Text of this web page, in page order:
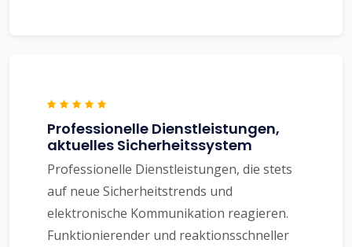
Professionelle Dienstleistungen,
aktuelles Sicherheitssystem
Professionelle Dienstleistungen, die stets
auf neue Sicherheitstrends und
elektronische Kommunikation reagieren.
Funktionierender und reaktionsschneller